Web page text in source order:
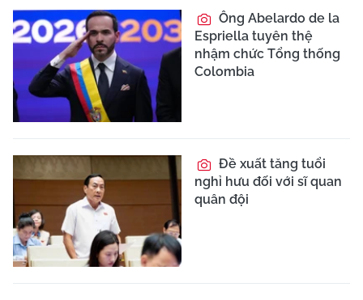
Ông Abelardo de la
Espriella tuyên thệ
nhậm chức Tổng thống
Colombia
Đề xuất tăng tuổi
nghỉ hưu đối với sĩ quan
quân đội